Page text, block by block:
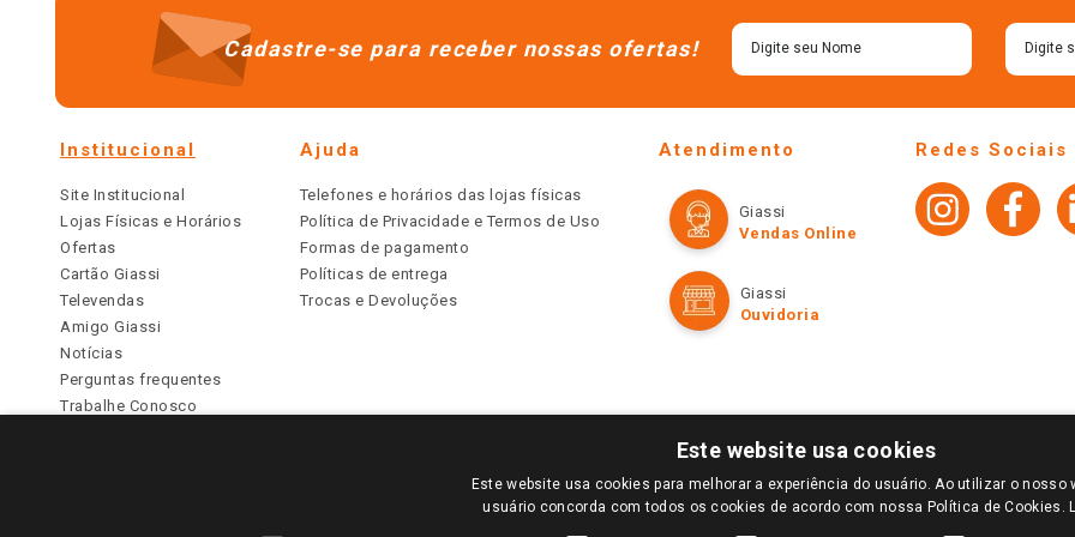
Cadastre-se para receber nossas ofertas!
Institucional
Site Institucional
Lojas Físicas e Horários
Ofertas
Cartão Giassi
Televendas
Amigo Giassi
Notícias
Perguntas frequentes
Trabalhe Conosco
Ajuda
Telefones e horários das lojas físicas
Política de Privacidade e Termos de Uso
Formas de pagamento
Políticas de entrega
Trocas e Devoluções
Atendimento
Giassi
Vendas Online
Giassi
Ouvidoria
Redes Sociais
PARA VER OS PREÇOS DA SUA REGIÃO, FAÇA LOGIN E SELECIONE A LOJA DE SUA PREFERÊNCIA. SOMENTE APÓS O LOGIN, OS PREÇOS
TODOS OS PREÇOS E CONDIÇÕES COMERCIAIS DESTE SITE SÃO VÁLIDOS APENAS PARA COMPRAS REALIZADAS NO GIASSI.COM.BR E NA LOJA
Este website usa cookies
Este website usa cookies para melhorar a experiência do usuário. Ao utilizar o nosso
usuário concorda com todos os cookies de acordo com nossa Política de Cookies.